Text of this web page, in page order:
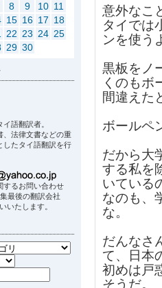
意外なこ
タイでは
ンを使う
黒板をノ
くのもボ
間違えた
ボールペ
だから大
する私を
いている
なのも、
な。
だんなさ
て、日本
初めは戸
そうだ。
8 9 10 11
15 16 17 18
22 23 24 25
29 30
語翻訳者。
、法律文書などの重
したタイ語翻訳を行
するお問い合わせ
最後の翻訳会社
いたします。